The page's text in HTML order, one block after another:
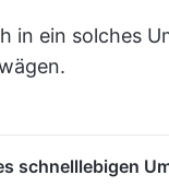
in ein solches
schnelllebigen